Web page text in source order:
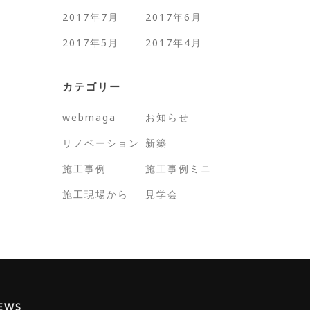
2017年7月
2017年6月
2017年5月
2017年4月
カテゴリー
webmaga
お知らせ
リノベーション
新築
施工事例
施工事例ミニ
施工現場から
見学会